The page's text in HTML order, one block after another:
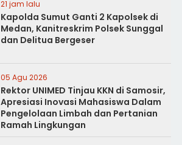
21 jam lalu
Kapolda Sumut Ganti 2 Kapolsek di
Medan, Kanitreskrim Polsek Sunggal
dan Delitua Bergeser
05 Agu 2026
Rektor UNIMED Tinjau KKN di Samosir,
Apresiasi Inovasi Mahasiswa Dalam
Pengelolaan Limbah dan Pertanian
Ramah Lingkungan